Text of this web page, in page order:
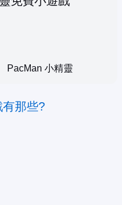
PacMan 小精靈
那些?